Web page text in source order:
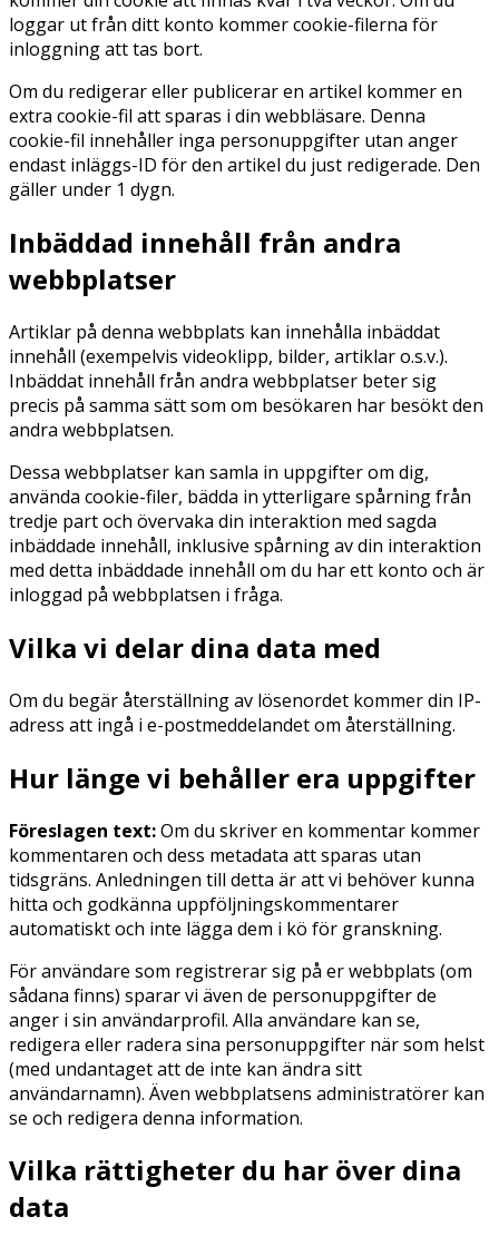
loggar ut från ditt konto kommer cookie-filerna för
inloggning att tas bort.
Om du redigerar eller publicerar en artikel kommer en
extra cookie-fil att sparas i din webbläsare. Denna
cookie-fil innehåller inga personuppgifter utan anger
endast inläggs-ID för den artikel du just redigerade. Den
gäller under 1 dygn.
Inbäddad innehåll från andra
webbplatser
Artiklar på denna webbplats kan innehålla inbäddat
innehåll (exempelvis videoklipp, bilder, artiklar o.s.v.).
Inbäddat innehåll från andra webbplatser beter sig
precis på samma sätt som om besökaren har besökt den
andra webbplatsen.
Dessa webbplatser kan samla in uppgifter om dig,
använda cookie-filer, bädda in ytterligare spårning från
tredje part och övervaka din interaktion med sagda
inbäddade innehåll, inklusive spårning av din interaktion
med detta inbäddade innehåll om du har ett konto och är
inloggad på webbplatsen i fråga.
Vilka vi delar dina data med
Om du begär återställning av lösenordet kommer din IP-
adress att ingå i e-postmeddelandet om återställning.
Hur länge vi behåller era uppgifter
Föreslagen text:Om du skriver en kommentar kommer
kommentaren och dess metadata att sparas utan
tidsgräns. Anledningen till detta är att vi behöver kunna
hitta och godkänna uppföljningskommentarer
automatiskt och inte lägga dem i kö för granskning.
För användare som registrerar sig på er webbplats (om
sådana finns) sparar vi även de personuppgifter de
anger i sin användarprofil. Alla användare kan se,
redigera eller radera sina personuppgifter när som helst
(med undantaget att de inte kan ändra sitt
användarnamn). Även webbplatsens administratörer kan
se och redigera denna information.
Vilka rättigheter du har över dina
data